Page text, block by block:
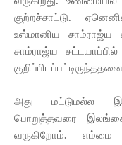
குற்றச்சாட்டு.
உஸ்மானிய சாம்ராஜ்ய
சாம்ராஜ்ய
அது மட்டுமல்ல
பொறுத்தவரை
வருகிறோம்.